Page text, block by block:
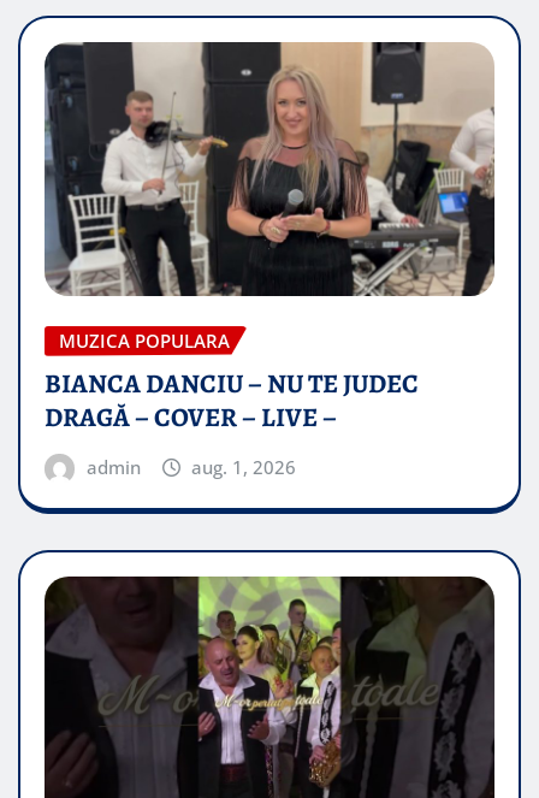
MUZICA POPULARA
BIANCA DANCIU – NU TE JUDEC
DRAGĂ – COVER – LIVE –
admin aug. 1, 2026